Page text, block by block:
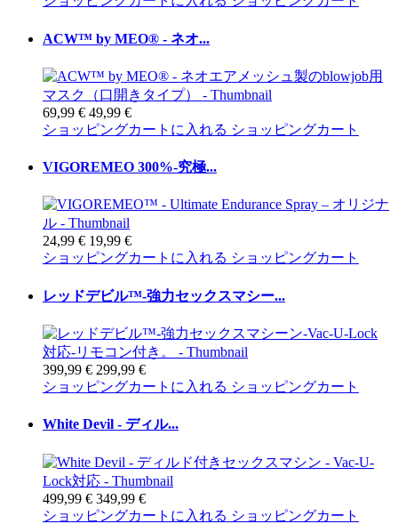
ACW™ by MEO® - ネオ...
69,99 € 49,99 €
ショッピングカートに入れる ショッピングカート
VIGOREMEO 300%-究極...
24,99 € 19,99 €
ショッピングカートに入れる ショッピングカート
レッドデビル™-強力セックスマシー...
399,99 € 299,99 €
ショッピングカートに入れる ショッピングカート
White Devil - ディル...
499,99 € 349,99 €
ショッピングカートに入れる ショッピングカート